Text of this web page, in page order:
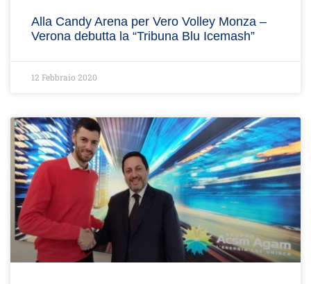
Alla Candy Arena per Vero Volley Monza –
Verona debutta la “Tribuna Blu Icemash”
12 Febbraio 2020